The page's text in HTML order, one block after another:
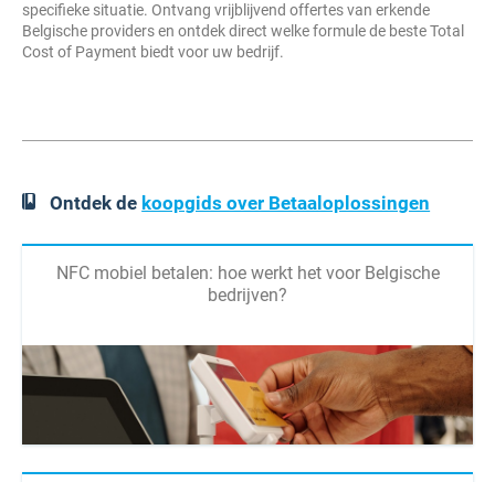
specifieke situatie. Ontvang vrijblijvend offertes van erkende
Belgische providers en ontdek direct welke formule de beste Total
Cost of Payment biedt voor uw bedrijf.
Ontdek de koopgids over Betaaloplossingen
NFC mobiel betalen: hoe werkt het voor Belgische
bedrijven?